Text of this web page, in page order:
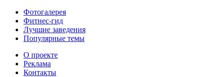
Фотогалерея
Фитнес-гид
Лучшие заведения
Популярные темы
О проекте
Реклама
Контакты